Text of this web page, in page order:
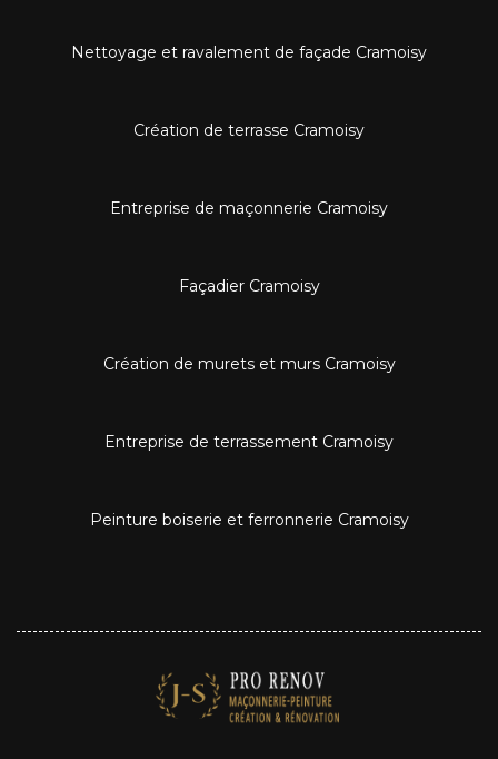
Nettoyage et ravalement de façade Cramoisy
Création de terrasse Cramoisy
Entreprise de maçonnerie Cramoisy
Façadier Cramoisy
Création de murets et murs Cramoisy
Entreprise de terrassement Cramoisy
Peinture boiserie et ferronnerie Cramoisy